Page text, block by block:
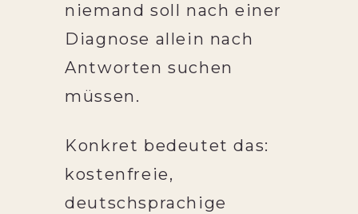
niemand soll nach einer
Diagnose allein nach
Antworten suchen
müssen.
Konkret bedeutet das:
kostenfreie,
deutschsprachige